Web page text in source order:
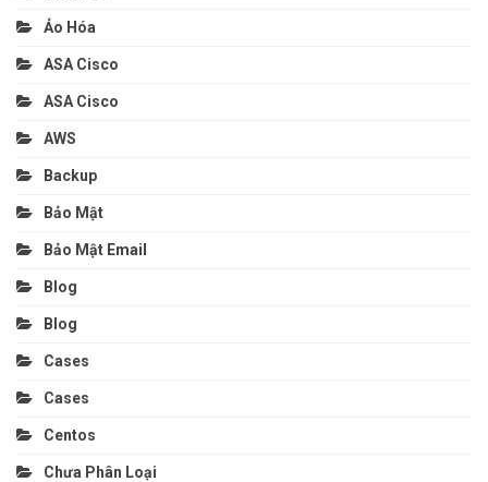
Ảo Hóa
ASA Cisco
ASA Cisco
AWS
Backup
Bảo Mật
Bảo Mật Email
Blog
Blog
Cases
Cases
Centos
Chưa Phân Loại